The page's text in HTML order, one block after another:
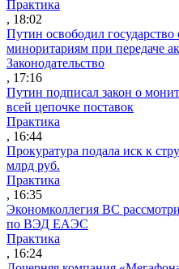
Практика
, 18:02
Путин освободил государство
миноритариям при передаче
Законодательство
, 17:16
Путин подписал закон о
всей цепочке поставок
Практика
, 16:44
Прокуратура подала иск к
млрд руб.
Практика
, 16:35
Экономколлегия ВС
по ВЭД ЕАЭС
Практика
, 16:24